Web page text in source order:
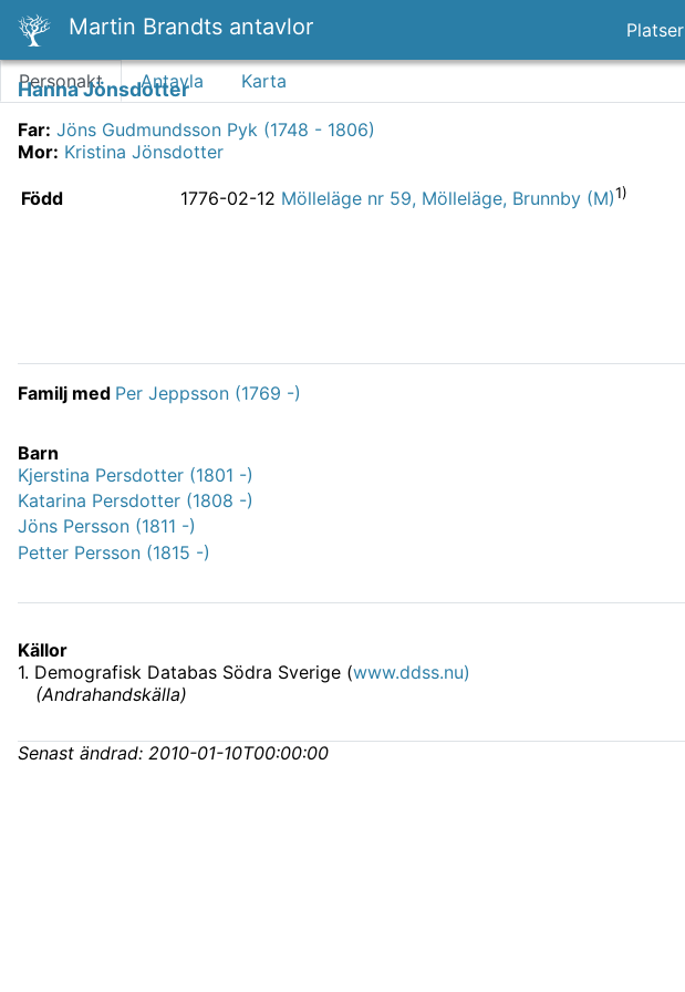
Martin Brandts antavlor Platser
Personakt Antavla Karta
Hanna Jönsdotter
Far: Jöns Gudmundsson Pyk (1748 - 1806)
Mor: Kristina Jönsdotter
Född 1776-02-12 Mölleläge nr 59, Mölleläge, Brunnby (M)1)
Familj med Per Jeppsson (1769 -)
Barn
Kjerstina Persdotter (1801 -)
Katarina Persdotter (1808 -)
Jöns Persson (1811 -)
Petter Persson (1815 -)
Källor
1. Demografisk Databas Södra Sverige (www.ddss.nu)
(Andrahandskälla)
Senast ändrad: 2010-01-10T00:00:00